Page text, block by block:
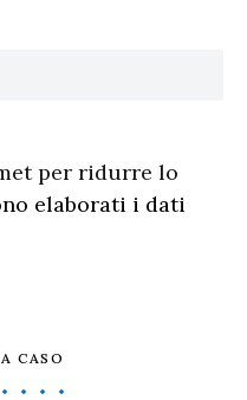
per ridurre lo
elaborati i dati
CASO